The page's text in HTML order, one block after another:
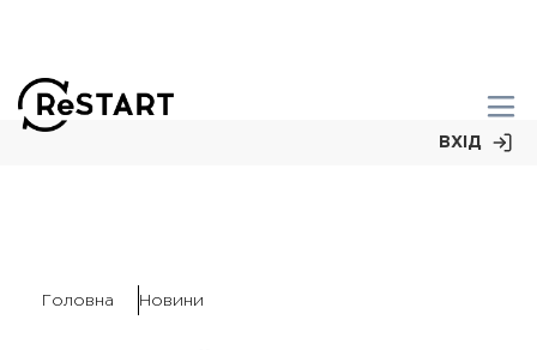
ВХІД
Головна Новини